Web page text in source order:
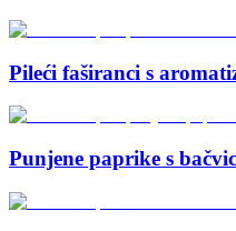
Pileći faširanci s
Punjene paprike s